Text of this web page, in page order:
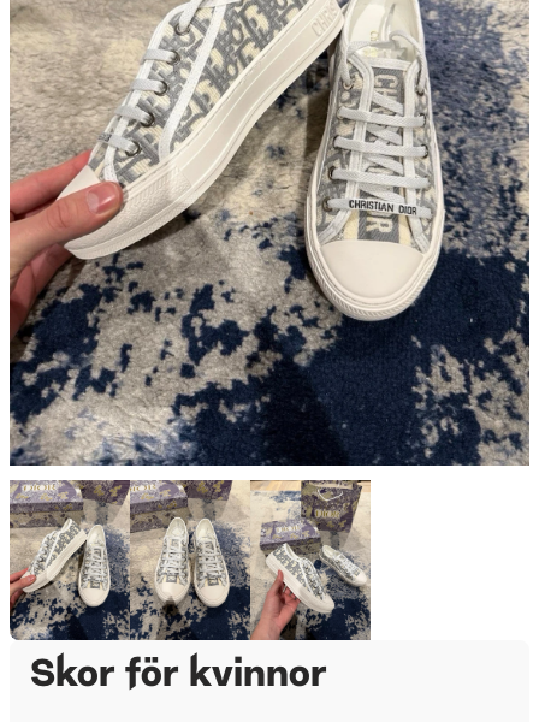
Skor för kvinnor